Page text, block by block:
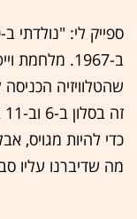
ב-1967.
שהטלוויזיה
כדי להיות מגויס,
מה שדיברנו עליו